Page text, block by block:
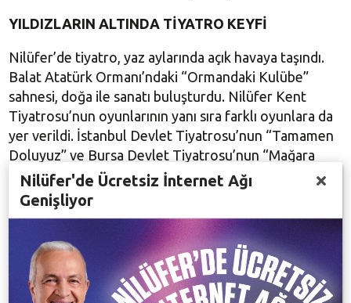
YILDIZLARIN ALTINDA TİYATRO KEYFİ
Nilüfer’de tiyatro, yaz aylarında açık havaya taşındı.
Balat Atatürk Ormanı’ndaki “Ormandaki Kulübe”
sahnesi, doğa ile sanatı buluşturdu. Nilüfer Kent
Tiyatrosu’nun oyunlarının yanı sıra farklı oyunlara da
yer verildi. İstanbul Devlet Tiyatrosu’nun “Tamamen
Doluyuz” ve Bursa Devlet Tiyatrosu’nun “Mağara
Kadını” gibi oyunlara burada ev sahipliği yaptı.
Nilüfer’de 2025 yılı sadece seyirci sayısıyla değil,
kurumsal gelişimle de dikkat çekti. Yeni prömiyerler,
gençlik projeleri ve ulusal iş birlikleriyle Nilüfer’in
sanatsal çeşitliliği artarken; özellikle Genç NKT
Projesi, gençlerin tiyatroya aktif katılımını sağlayan
Nilüfer'de Ücretsiz İnternet Ağı
Genişliyor